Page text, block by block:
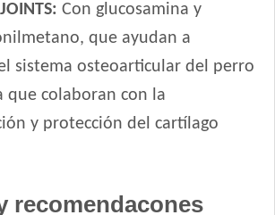
Adulto Mordida Grande Carne, Pollo y
y Grande
Mediano y Grande
de Raza Pequeña
Cordero
Con glucosamina y
que ayudan a
sistema osteoarticular del perro
que colaboran con la
y protección del cartílago
recomendacones